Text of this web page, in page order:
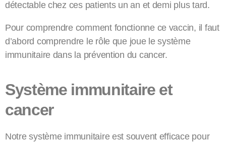
détectable chez ces patients un an et demi plus tard.
Pour comprendre comment fonctionne ce vaccin, il faut
d’abord comprendre le rôle que joue le système
immunitaire dans la prévention du cancer.
Système immunitaire et
cancer
Notre système immunitaire est souvent efficace pour